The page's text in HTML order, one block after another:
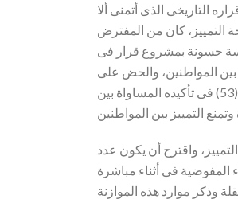
التاريخى الذى أتمنى ألا
التمييز، كان من المفترض
حسونة بمشروع قرار فى
بين المواطنين، والحض على
الكراهية، يعاقب عليه القانون، فإن مثل هذه الاعمال لن تقابل بأى عقاب ما لم يصدر القانون التى ستعاقب بمقتضاه. بل إن الدستور لم يكتف بالمادة (53) فى تأكيده المساواة بين
واقترح أن يكون عدد
فى أثناء مباشرة